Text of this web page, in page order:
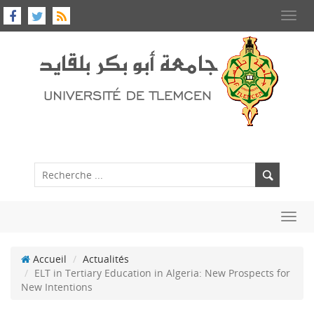
Accueil
Actualités
ELT in Tertiary Education in Algeria: New Prospects for
New Intentions